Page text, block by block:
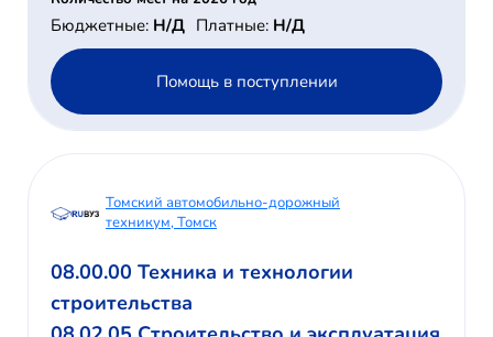
Бюджетные: Н/Д Платные: Н/Д
Помощь в поступлении
Томский автомобильно-дорожный
техникум, Томск
08.00.00 Техника и технологии
строительства